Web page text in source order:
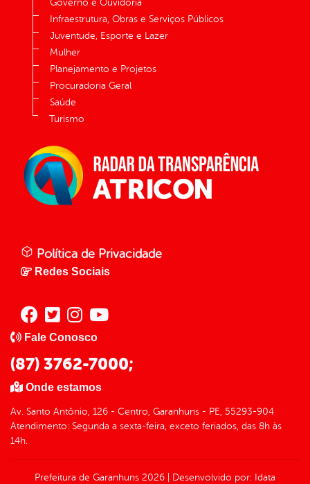
Governo e Ouvidoria
Infraestrutura, Obras e Serviços Públicos
Juventude, Esporte e Lazer
Mulher
Planejamento e Projetos
Procuradoria Geral
Saúde
Turismo
Política de Privacidade
Redes Sociais
Fale Conosco
(87) 3762-7000;
Onde estamos
Av. Santo Antônio, 126 - Centro, Garanhuns - PE, 55293-904
Atendimento: Segunda a sexta-feira, exceto feriados, das 8h às
14h.
Prefeitura de Garanhuns 2026 Desenvolvido por: Idata